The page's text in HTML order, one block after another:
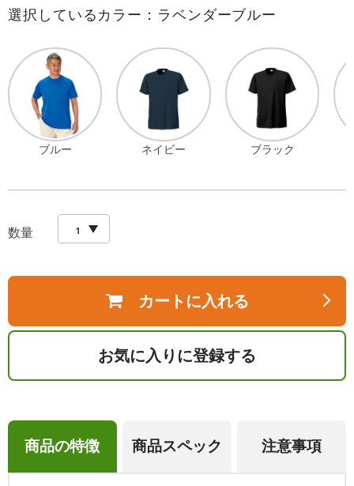
選択しているカラー：ラベンダーブルー
ブルー ネイビー ブラック
数量
カートに入れる
お気に入りに登録する
商品の特徴 商品スペック 注意事項